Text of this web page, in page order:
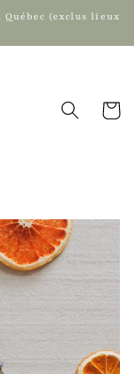
(exclus lieux
Panier